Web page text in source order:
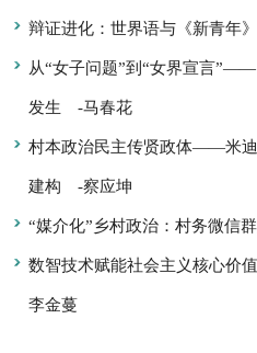
辩证进化：世界语与《新青
从“女子问题”到“女界宣言
发生-马春花
村本政治民主传贤政体——米
建构-察应坤
“媒介化”乡村政治：村务微
数智技术赋能社会主义核心
李金蔓